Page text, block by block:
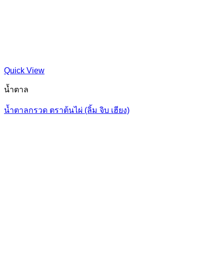
Quick View
น้ำตาล
น้ำตาลกรวด ตราต้นไผ่ (ลิ้ม จิบ เฮียง)